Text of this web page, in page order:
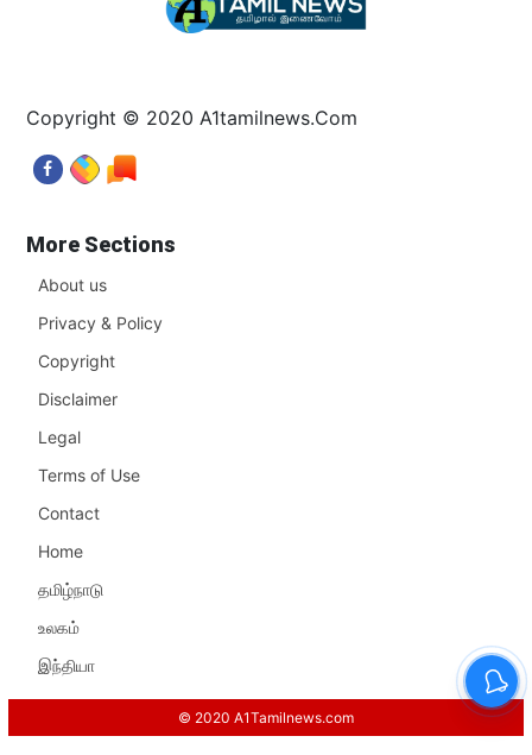
Copyright © 2020 A1tamilnews.Com
More Sections
About us
Privacy & Policy
Copyright
Disclaimer
Legal
Terms of Use
Contact
Home
தமிழ்நாடு
உலகம்
இந்தியா
© 2020 A1Tamilnews.com